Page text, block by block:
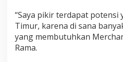
“Saya pikir terdapat potensi
Timur, karena di sana
yang membutuhkan
Rama.